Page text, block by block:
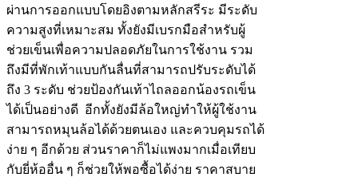
ผ่านการออกแบบโดยอิงตามหลักสรีระ มีระดับ
ความสูงที่เหมาะสม ทั้งยังมีเบรกมือสำหรับผู้
ช่วยเข็นเพื่อความปลอดภัยในการใช้งาน รวม
ถึงมีที่พักเท้าแบบกันลื่นที่สามารถปรับระดับได้
ถึง 3 ระดับ ช่วยป้องกันเท้าไถลออกน้องรถเข็น
ได้เป็นอย่างดี อีกทั้งยังมีล้อใหญ่ทำให้ผู้ใช้งาน
สามารถหมุนล้อได้ด้วยตนเอง และควบคุมรถได้
ง่าย ๆ อีกด้วย ส่วนราคาก็ไม่แพงมากเมื่อเทียบ
กับยี่ห้ออื่น ๆ ก็ช่วยให้พอซื้อได้ง่าย ราคาสบาย